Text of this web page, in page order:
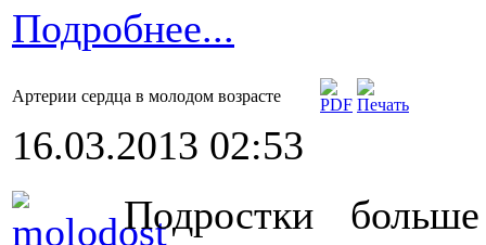
Подробнее...
Артерии сердца в молодом возрасте
16.03.2013 02:53
Подростки